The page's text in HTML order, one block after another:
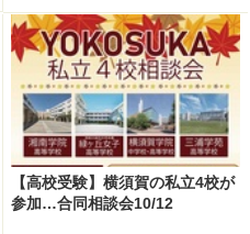
【高校受験】横須賀の私立4校が
参加…合同相談会10/12